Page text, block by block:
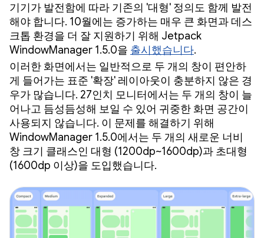
기기가 발전함에 따라 기존의 '대형' 정의도 함께 발전
해야 합니다. 10월에는 증가하는 매우 큰 화면과 데스
크톱 환경을 더 잘 지원하기 위해 Jetpack
WindowManager 1.5.0을 출시했습니다.
이러한 화면에서는 일반적으로 두 개의 창이 편안하
게 들어가는 표준 '확장' 레이아웃이 충분하지 않은 경
우가 많습니다. 27인치 모니터에서는 두 개의 창이 늘
어나고 듬성듬성해 보일 수 있어 귀중한 화면 공간이
사용되지 않습니다. 이 문제를 해결하기 위해
WindowManager 1.5.0에서는 두 개의 새로운 너비
창 크기 클래스인 대형 (1200dp~1600dp)과 초대형
(1600dp 이상)을 도입했습니다.